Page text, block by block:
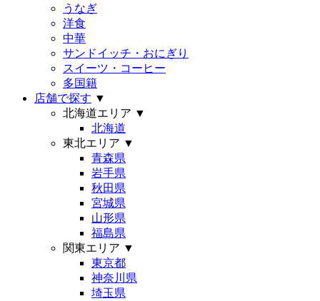
うなぎ
洋食
中華
サンドイッチ・おにぎり
スイーツ・コーヒー
多国籍
店舗で探す ▼
北海道エリア ▼
北海道
東北エリア ▼
青森県
岩手県
秋田県
宮城県
山形県
福島県
関東エリア ▼
東京都
神奈川県
埼玉県